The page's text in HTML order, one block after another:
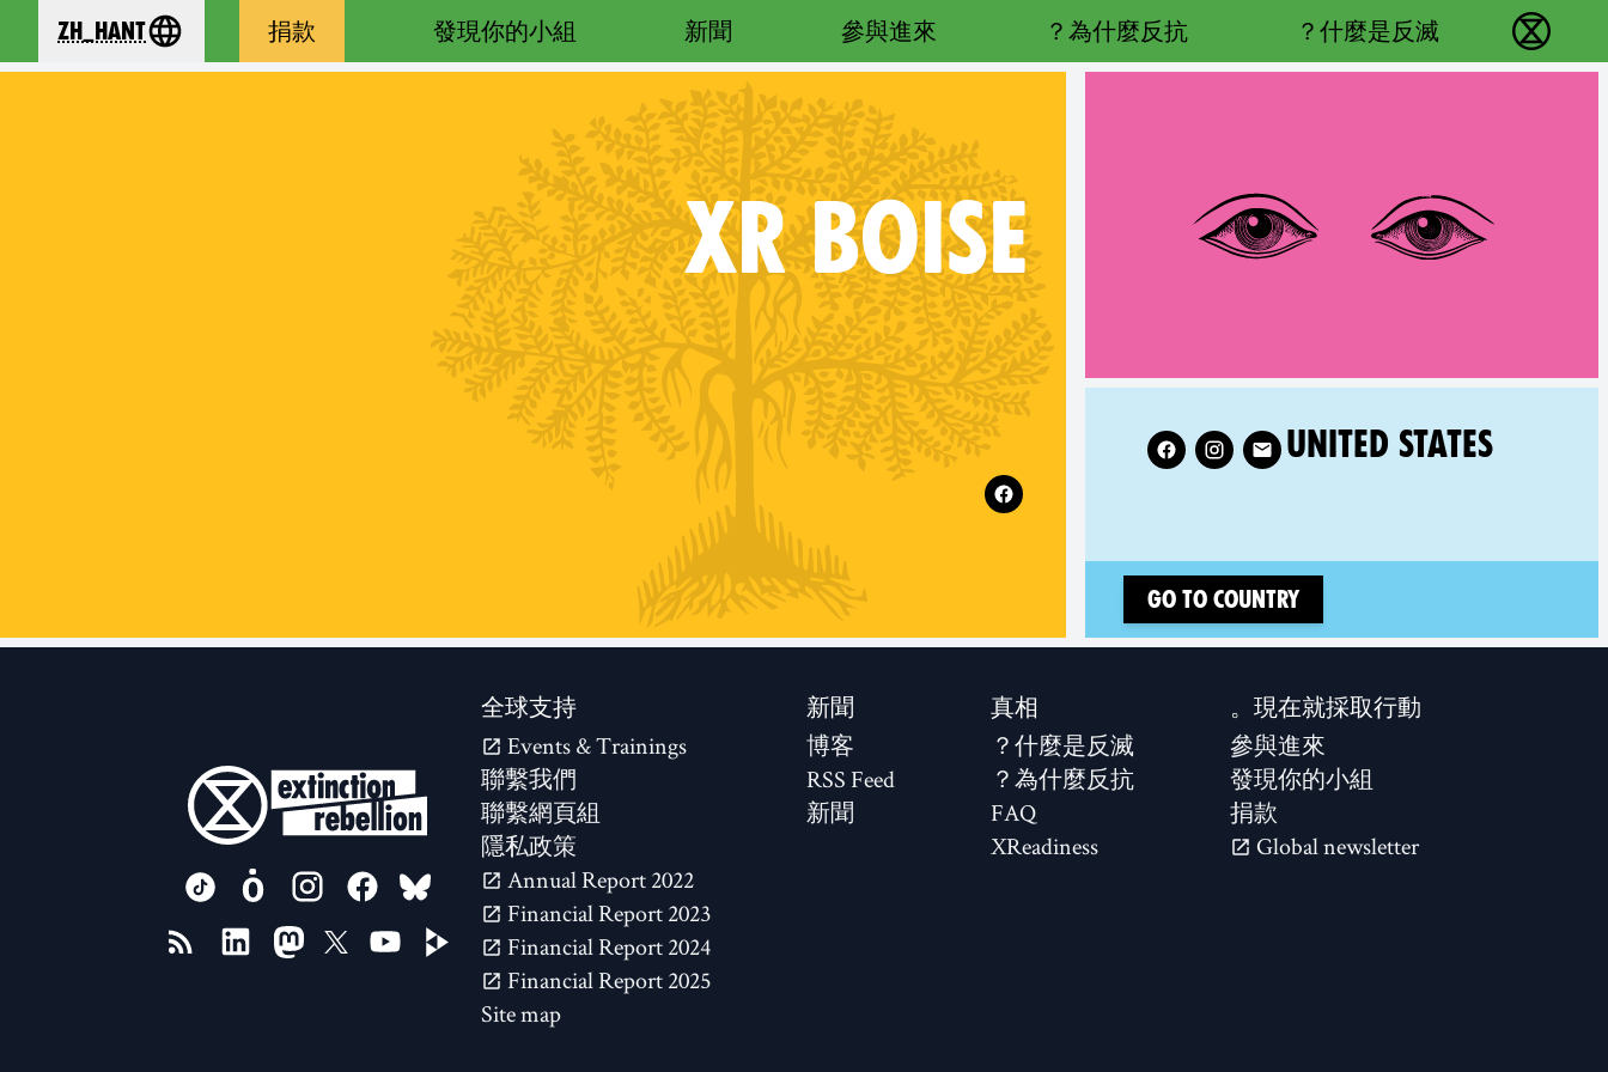
反抗滅絕 - Home
什麼是反滅？
為什麼反抗？
參與進來
新聞
發現你的小組
捐款
your language
zh_Hant
XRBOISE
Follow XR Boise on
RELATED COUNTRY GROUP:
UNITED STATES
Follow XR United States on
Go to country
現在就採取行動。
參與進來
發現你的小組
捐款
Global newsletter
真相
什麼是反滅？
為什麼反抗？
FAQ
XReadiness
新聞
博客
RSS Feed
新聞
全球支持
Events & Trainings
聯繫我們
聯繫網頁組
隱私政策
2022 Annual Report
2023 Financial Report
2024 Financial Report
2025 Financial Report
Site map
FOLLOW US ON